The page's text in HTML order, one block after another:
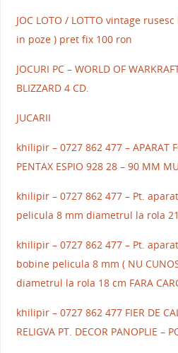
JOC LOTO / LOTTO vintage
in poze ) pret fix 100 ron
JOCURI PC – WORLD OF
BLIZZARD 4 CD.
JUCARII
khilipir – 0727 862 477 – APARAT
PENTAX ESPIO 928 28 – 90 MM
khilipir – 0727 862 477 – Pt.
pelicula 8 mm diametrul la rola
khilipir – 0727 862 477 – Pt.
bobine pelicula 8 mm ( NU
diametrul la rola 18 cm FARA
khilipir – 0727 862 477 FIER DE
RELIGVA PT. DECOR PANOPLIE –